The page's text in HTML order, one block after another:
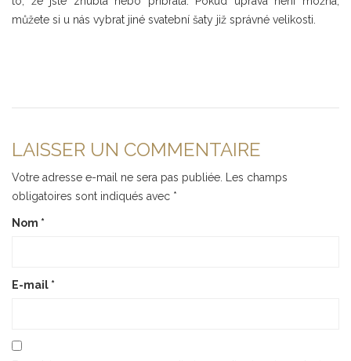
můžete si u nás vybrat jiné svatební šaty již správné velikosti.
LAISSER UN COMMENTAIRE
Votre adresse e-mail ne sera pas publiée. Les champs
obligatoires sont indiqués avec *
Nom *
E-mail *